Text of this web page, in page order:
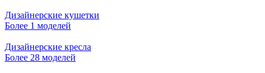
Дизайнерские кушетки
Более 1 моделей
Дизайнерские кресла
Более 28 моделей